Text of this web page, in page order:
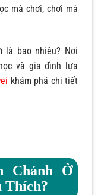
mà chơi, chơi mà
là bao nhiêu? Nơi
và gia đình lựa
khám phá chi tiết
Chánh Ở
Thích?